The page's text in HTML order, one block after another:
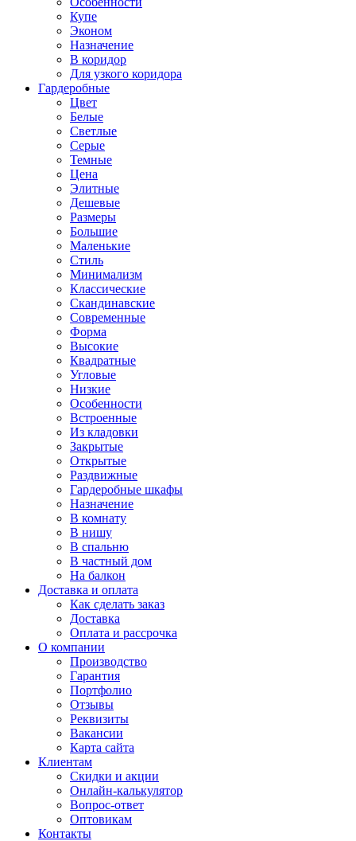
Купе
Эконом
Назначение
В коридор
Для узкого коридора
Гардеробные
Цвет
Белые
Светлые
Серые
Темные
Цена
Элитные
Дешевые
Размеры
Большие
Маленькие
Стиль
Минимализм
Классические
Скандинавские
Современные
Форма
Высокие
Квадратные
Угловые
Низкие
Особенности
Встроенные
Из кладовки
Закрытые
Открытые
Раздвижные
Гардеробные шкафы
Назначение
В комнату
В нишу
В спальню
В частный дом
На балкон
Доставка и оплата
Как сделать заказ
Доставка
Оплата и рассрочка
О компании
Производство
Гарантия
Портфолио
Отзывы
Реквизиты
Вакансии
Карта сайта
Клиентам
Скидки и акции
Онлайн-калькулятор
Вопрос-ответ
Оптовикам
Контакты